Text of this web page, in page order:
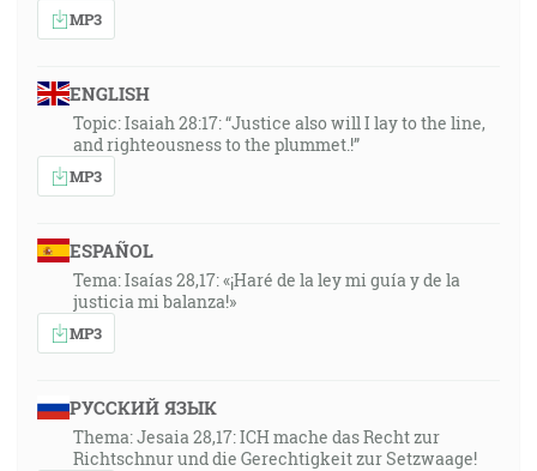
MP3
ENGLISH
Topic: Isaiah 28:17: “Justice also will I lay to the line,
and righteousness to the plummet.!”
MP3
ESPAÑOL
Tema: Isaías 28,17: «¡Haré de la ley mi guía y de la
justicia mi balanza!»
MP3
РУССКИЙ ЯЗЫК
Thema: Jesaia 28,17: ICH mache das Recht zur
Richtschnur und die Gerechtigkeit zur Setzwaage!